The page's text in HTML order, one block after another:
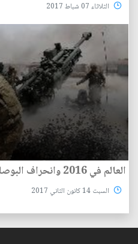
الثلاثاء 07 شباط 2017
العالم في 2016 وانحراف البوصلة
السبت 14 كانون الثاني 2017